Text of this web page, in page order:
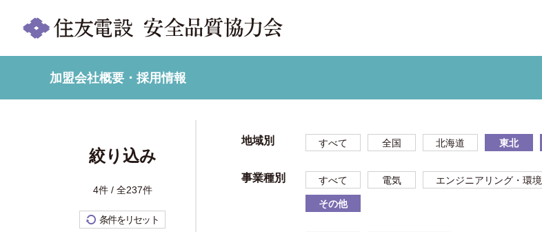
加盟会社概要・採用情報
絞り込み
4件 / 全237件
条件をリセット
地域別 すべて 全国 北海道 東北
事業種別 すべて 電気 エンジニアリング・環境
その他